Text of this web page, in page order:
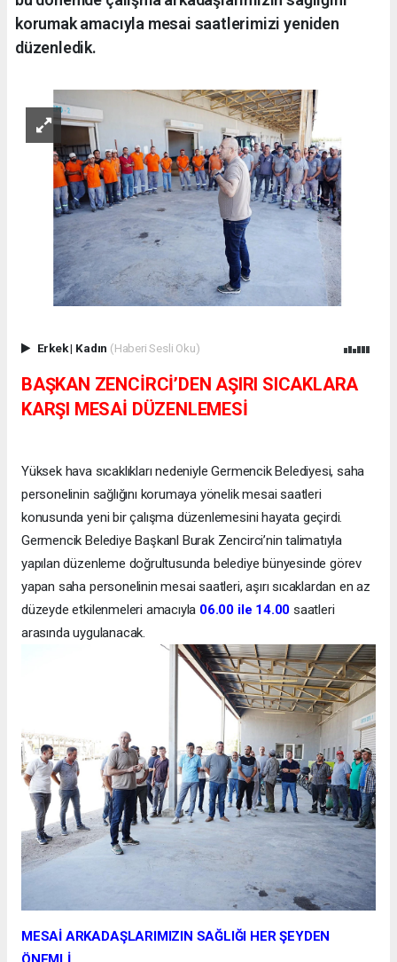
korumak amacıyla mesai saatlerimizi yeniden
düzenledik.
Erkek| Kadın (Haberi Sesli Oku)
BAŞKAN ZENCİRCİ’DEN AŞIRI SICAKLARA
KARŞI MESAİ DÜZENLEMESİ
Yüksek hava sıcaklıkları nedeniyle Germencik Belediyesi, saha
personelinin sağlığını korumaya yönelik mesai saatleri
konusunda yeni bir çalışma düzenlemesini hayata geçirdi.
Germencik Belediye Başkanl Burak Zencirci’nin talimatıyla
yapılan düzenleme doğrultusunda belediye bünyesinde görev
yapan saha personelinin mesai saatleri, aşırı sıcaklardan en az
düzeyde etkilenmeleri amacıyla 06.00 ile 14.00 saatleri
arasında uygulanacak.
MESAİ ARKADAŞLARIMIZIN SAĞLIĞI HER ŞEYDEN